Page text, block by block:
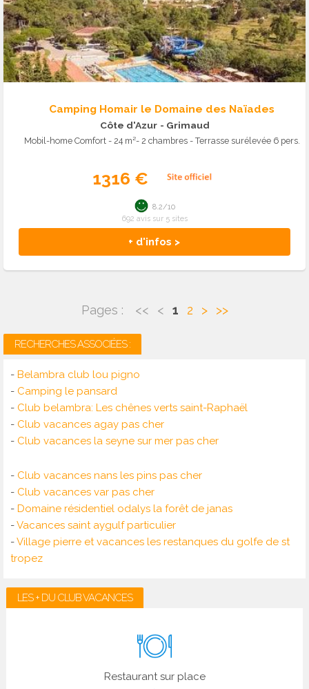
Camping Homair le Domaine des Naïades
Côte d'Azur - Grimaud
Mobil-home Comfort - 24 m²- 2 chambres - Terrasse surélevée 6 pers.
1316 €
+ d'infos >
8.2/10
692 avis sur 5 sites
Pages : << < 1 2 > >>
RECHERCHES ASSOCIÉES :
- Belambra club lou pigno
- Camping le pansard
- Club belambra: Les chênes verts saint-Raphaël
- Club vacances agay pas cher
- Club vacances la seyne sur mer pas cher
- Club vacances nans les pins pas cher
- Club vacances var pas cher
- Domaine résidentiel odalys la forêt de janas
-Vacances saint aygulf particulier
-Village pierre et vacances les restanques du golfe de st
tropez
LES + DU CLUB VACANCES
Restaurant sur place